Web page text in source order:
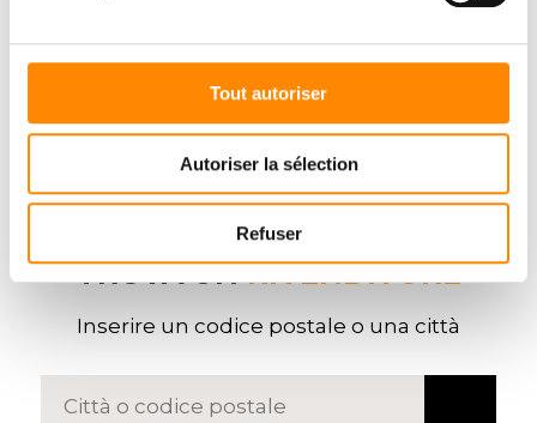
Tout autoriser
Autoriser la sélection
Refuser
TROVA UNRIVENDITORE
Inserire un codice postale o una città